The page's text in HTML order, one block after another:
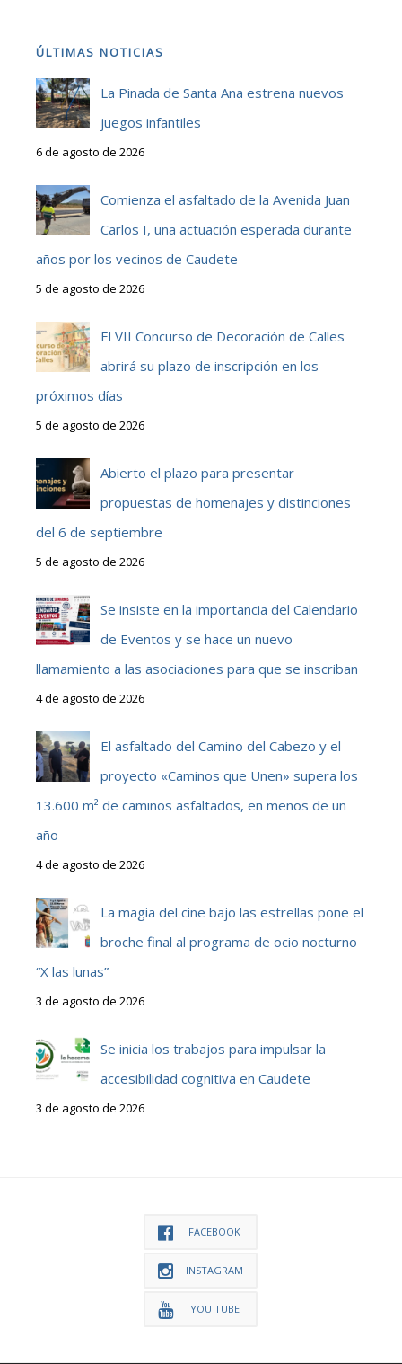
ÚLTIMAS NOTICIAS
La Pinada de Santa Ana estrena nuevos
juegos infantiles
6 de agosto de 2026
Comienza el asfaltado de la Avenida Juan
Carlos I, una actuación esperada durante
años por los vecinos de Caudete
5 de agosto de 2026
El VII Concurso de Decoración de Calles
abrirá su plazo de inscripción en los
próximos días
5 de agosto de 2026
Abierto el plazo para presentar
propuestas de homenajes y distinciones
del 6 de septiembre
5 de agosto de 2026
Se insiste en la importancia del Calendario
de Eventos y se hace un nuevo
llamamiento a las asociaciones para que se inscriban
4 de agosto de 2026
El asfaltado del Camino del Cabezo y el
proyecto «Caminos que Unen» supera los
13.600 m² de caminos asfaltados, en menos de un
año
4 de agosto de 2026
La magia del cine bajo las estrellas pone el
broche final al programa de ocio nocturno
“X las lunas”
3 de agosto de 2026
Se inicia los trabajos para impulsar la
accesibilidad cognitiva en Caudete
3 de agosto de 2026
FACEBOOK
INSTAGRAM
YOU TUBE